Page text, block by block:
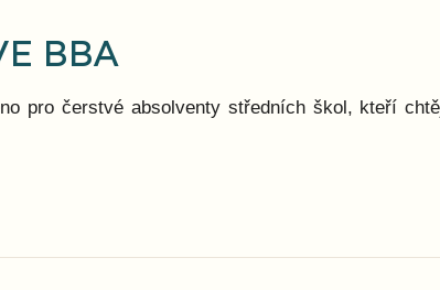
BBA
pro čerstvé absolventy středních škol, kteří